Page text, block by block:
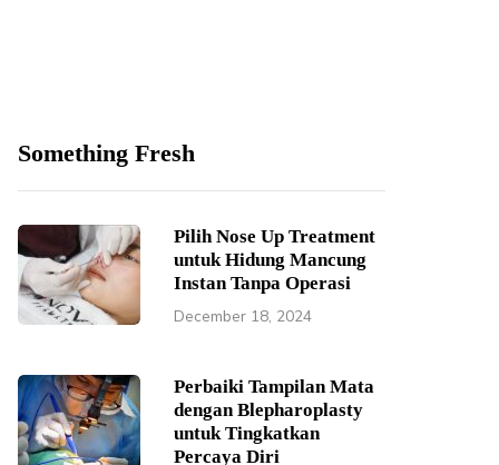
Something Fresh
Pilih Nose Up Treatment
untuk Hidung Mancung
Instan Tanpa Operasi
December 18, 2024
Perbaiki Tampilan Mata
dengan Blepharoplasty
untuk Tingkatkan
Percaya Diri